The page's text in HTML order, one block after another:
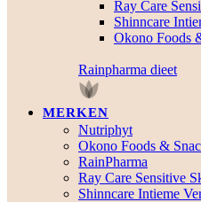
Ray Care
Shinncare
Okono Foods
Rainpharma dieet
MERKEN
Nutriphyt
Okono Foods &
RainPharma
Ray Care Sensitive
Shinncare Intieme